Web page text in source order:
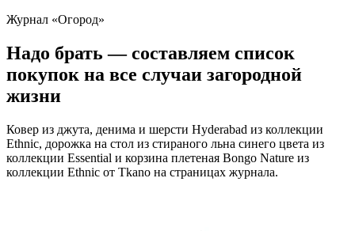
Журнал «Огород»
Надо брать — составляем список
покупок на все случаи загородной
жизни
Ковер из джута, денима и шерсти Hyderabad из коллекции
Ethnic, дорожка на стол из стираного льна синего цвета из
коллекции Essential и корзина плетеная Bongo Nature из
коллекции Ethnic от Tkano на страницах журнала.